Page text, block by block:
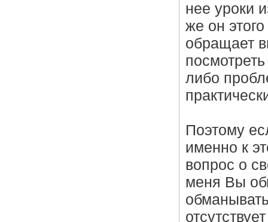
нее уроки
же он
обращает
либо
Поэтому
именно к
вопрос о
меня Вы